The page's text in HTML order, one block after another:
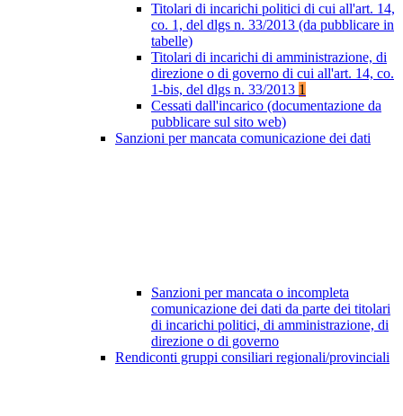
Titolari di incarichi politici di cui all'art. 14,
co. 1, del dlgs n. 33/2013 (da pubblicare in
tabelle)
Titolari di incarichi di amministrazione, di
direzione o di governo di cui all'art. 14, co.
1-bis, del dlgs n. 33/2013 1
Cessati dall'incarico (documentazione da
pubblicare sul sito web)
Sanzioni per mancata comunicazione dei dati
Sanzioni per mancata o incompleta
comunicazione dei dati da parte dei titolari
di incarichi politici, di amministrazione, di
direzione o di governo
Rendiconti gruppi consiliari regionali/provinciali